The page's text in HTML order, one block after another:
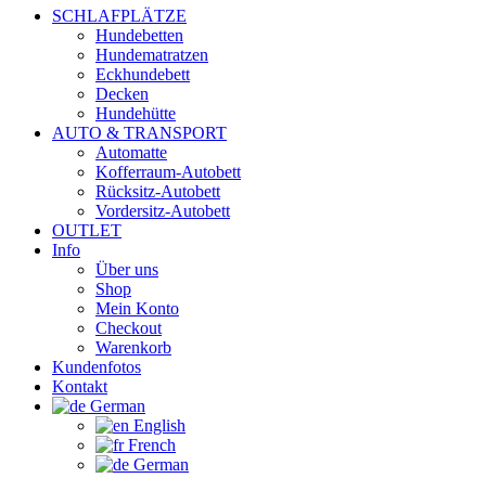
SCHLAFPLÄTZE
Hundebetten
Hundematratzen
Eckhundebett
Decken
Hundehütte
AUTO & TRANSPORT
Automatte
Kofferraum-Autobett
Rücksitz-Autobett
Vordersitz-Autobett
OUTLET
Info
Über uns
Shop
Mein Konto
Checkout
Warenkorb
Kundenfotos
Kontakt
German
English
French
German